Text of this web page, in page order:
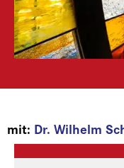
mit: Dr. Wilhelm